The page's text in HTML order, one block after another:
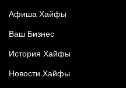
Афиша Хайфы
Ваш Бизнес
История Хайфы
Новости Хайфы